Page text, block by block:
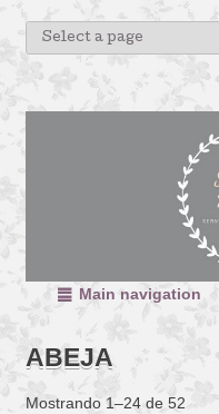
Main navigation
ABEJA
Mostrando 1–24 de 52